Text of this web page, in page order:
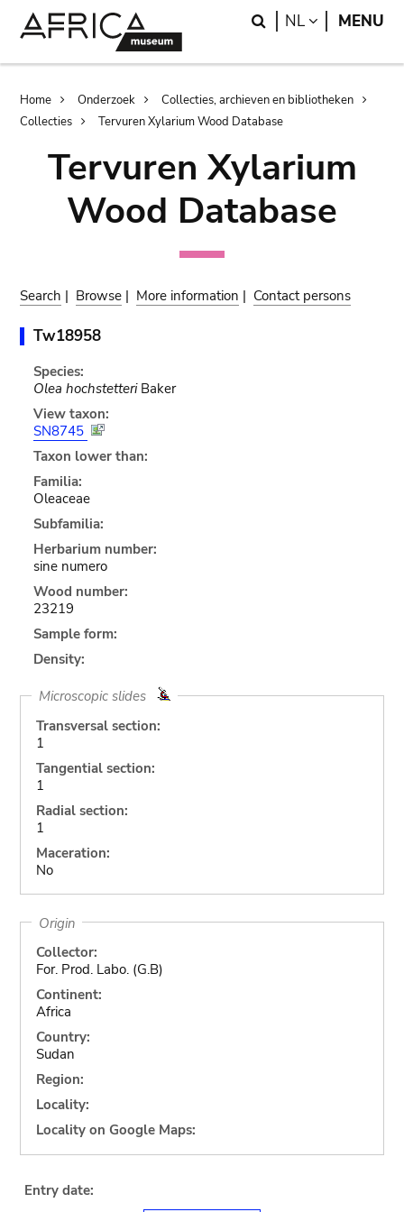
Search
NL LANGUAGE
MENU
Breadcrumb
Home Onderzoek
Collecties, archieven en bibliotheken
Collecties
Tervuren Xylarium Wood Database
Tervuren Xylarium
Wood Database
Search | Browse | More information | Contact persons
Tw18958
Species:
Olea hochstetteriBaker
View taxon:
SN8745
Taxon lower than:
Familia:
Oleaceae
Subfamilia:
Herbarium number:
sine numero
Wood number:
23219
Sample form:
Density:
Microscopic slides
Transversal section:
1
Tangential section:
1
Radial section:
1
Maceration:
No
Origin
Collector:
For. Prod. Labo. (G.B)
Continent:
Africa
Country:
Sudan
Region:
Locality:
Locality on Google Maps:
Entry date: